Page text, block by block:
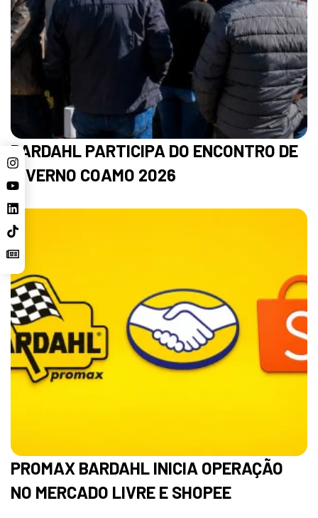
BARDAHL PARTICIPA DO ENCONTRO DE
INVERNO COAMO 2026
PROMAX BARDAHL INICIA OPERAÇÃO
NO MERCADO LIVRE E SHOPEE